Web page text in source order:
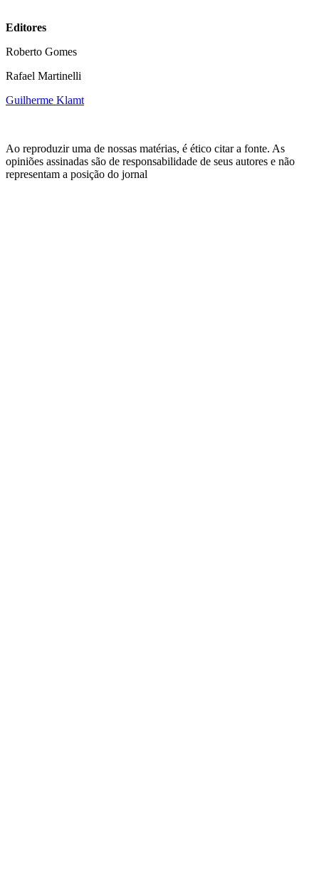
Editores
Roberto Gomes
Rafael Martinelli
Guilherme Klamt
Ao reproduzir uma de nossas matérias, é ético citar a fonte. As
opiniões assinadas são de responsabilidade de seus autores e não
representam a posição do jornal